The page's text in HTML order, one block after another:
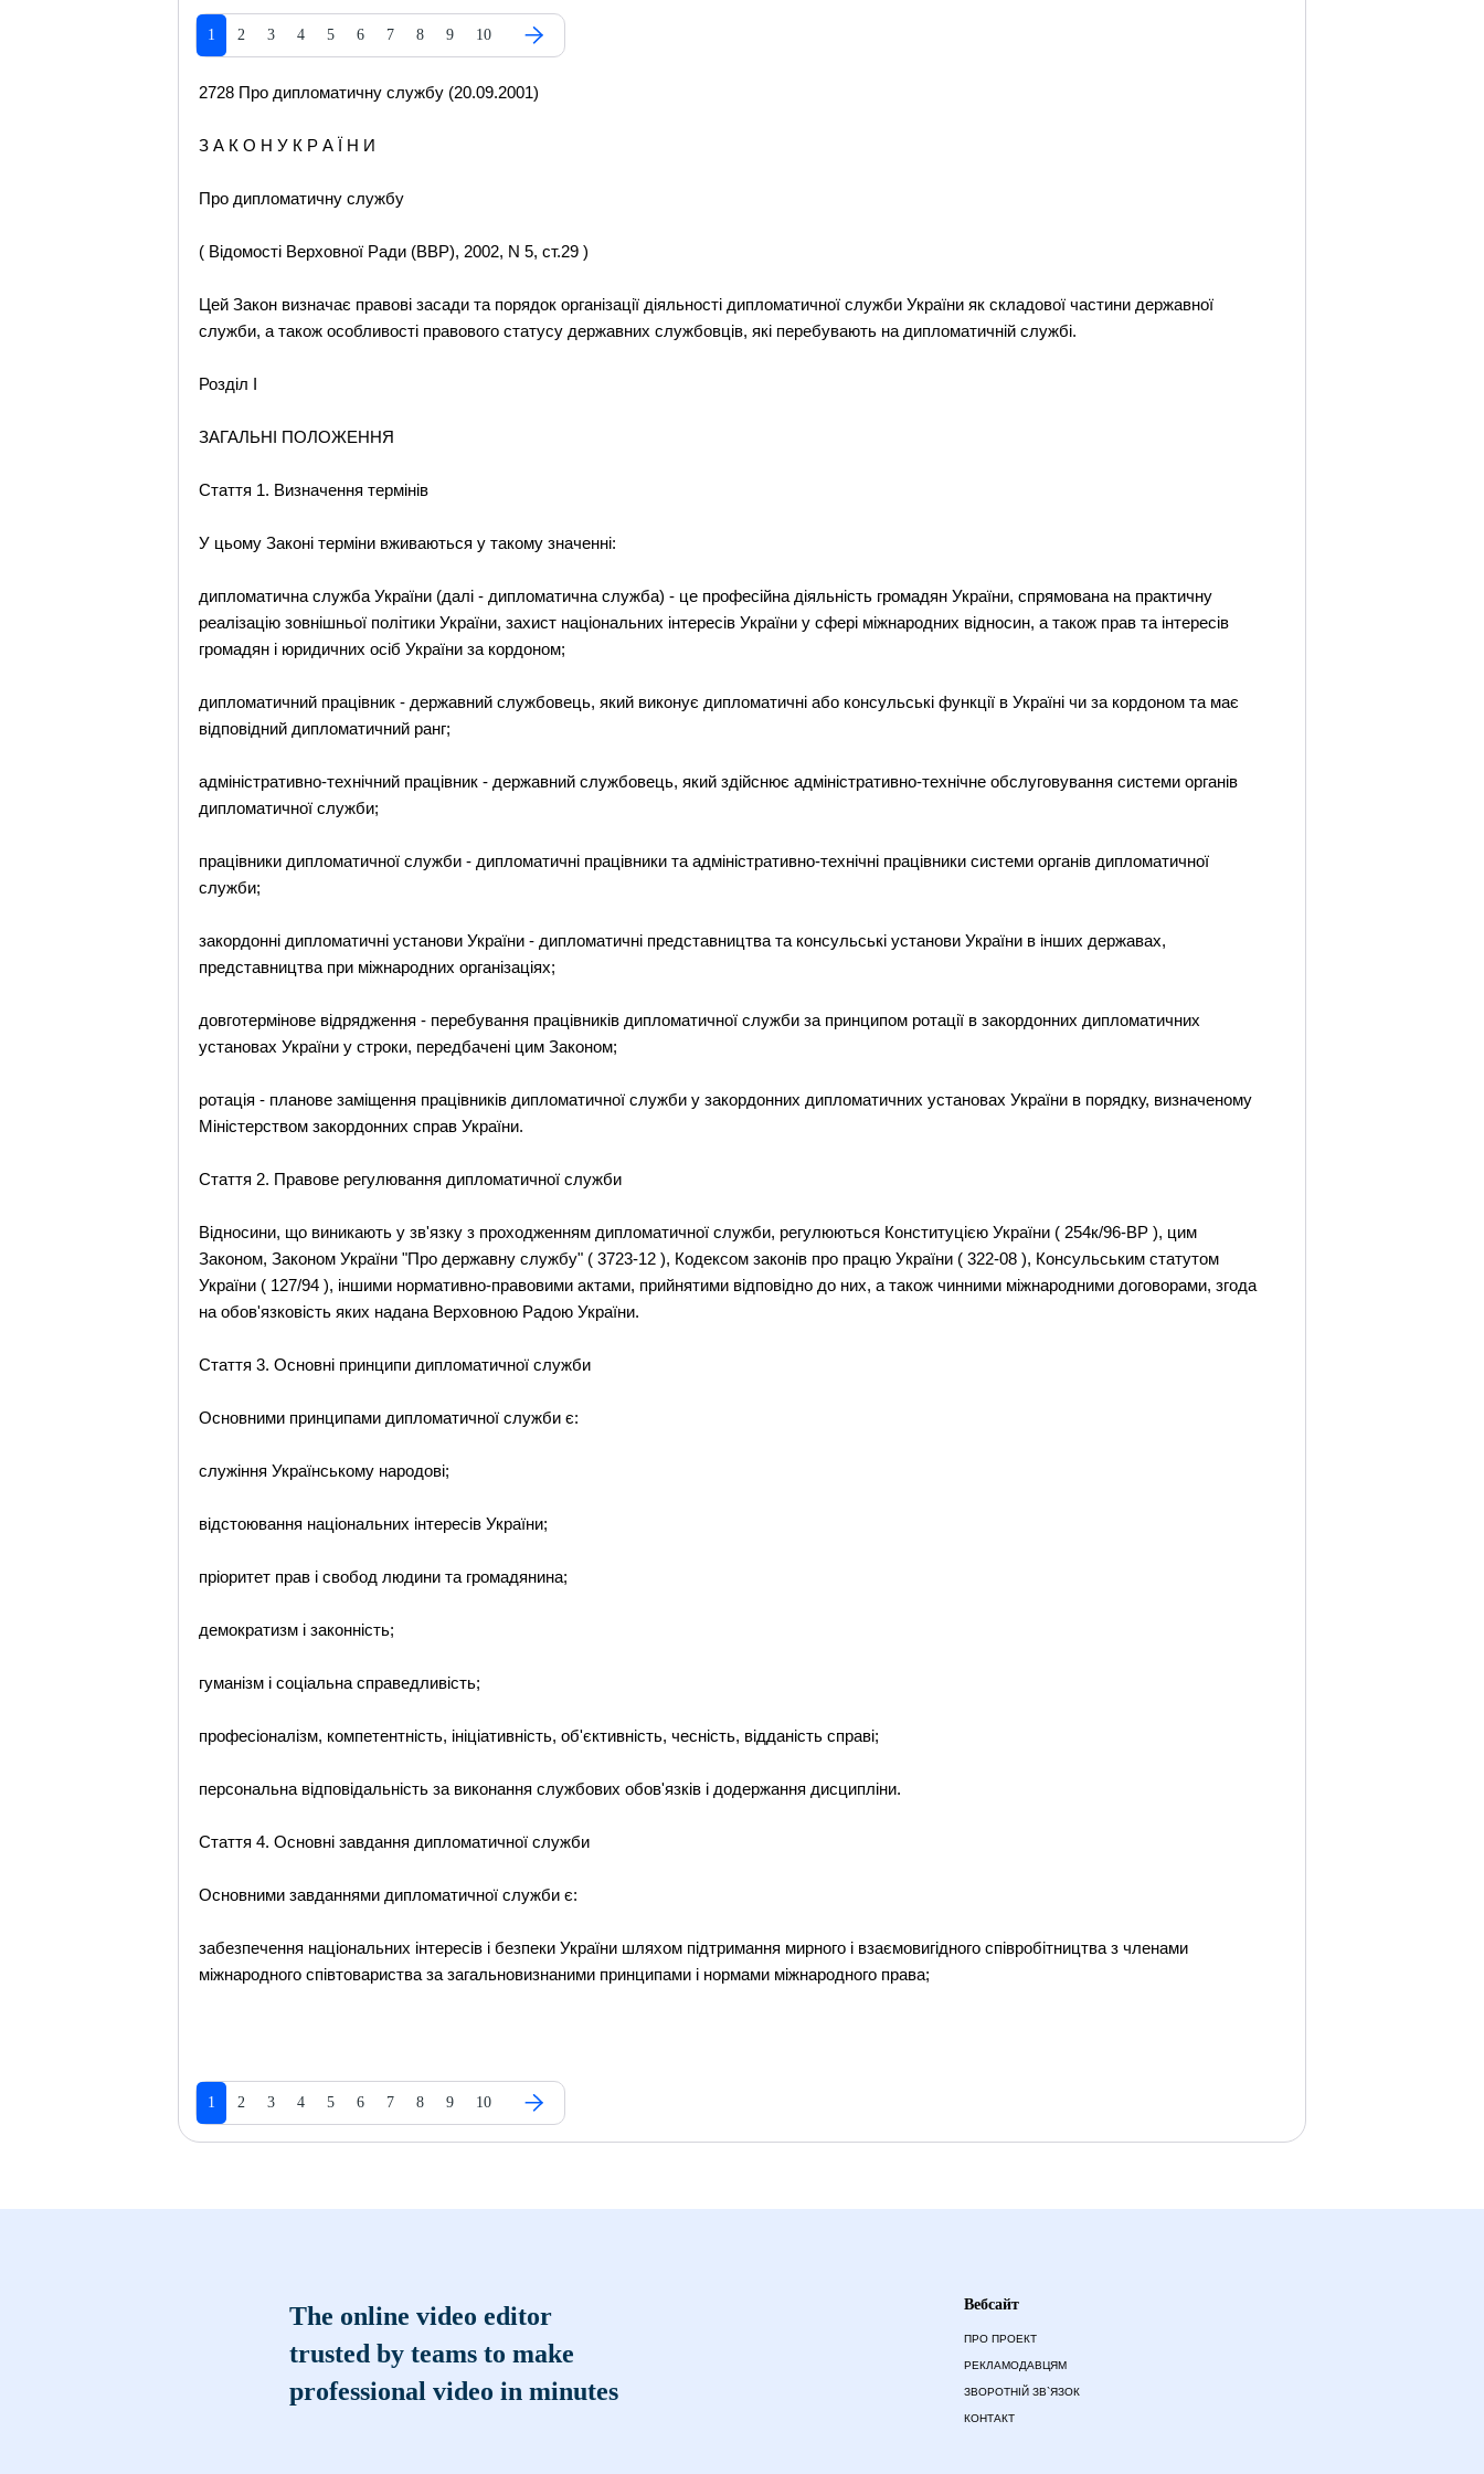
1 2 3 4 5 6 7 8 9 10
2728 Про дипломатичну службу (20.09.2001)
З А К О Н У К Р А Ї Н И
Про дипломатичну службу
( Відомості Верховної Ради (ВВР), 2002, N 5, ст.29 )
Цей Закон визначає правові засади та порядок організації діяльності дипломатичної служби України як складової частини державної
служби, а також особливості правового статусу державних службовців, які перебувають на дипломатичній службі.
Розділ I
ЗАГАЛЬНІ ПОЛОЖЕННЯ
Стаття 1. Визначення термінів
У цьому Законі терміни вживаються у такому значенні:
дипломатична служба України (далі - дипломатична служба) - це професійна діяльність громадян України, спрямована на практичну
реалізацію зовнішньої політики України, захист національних інтересів України у сфері міжнародних відносин, а також прав та інтересів
громадян і юридичних осіб України за кордоном;
дипломатичний працівник - державний службовець, який виконує дипломатичні або консульські функції в Україні чи за кордоном та має
відповідний дипломатичний ранг;
адміністративно-технічний працівник - державний службовець, який здійснює адміністративно-технічне обслуговування системи органів
дипломатичної служби;
працівники дипломатичної служби - дипломатичні працівники та адміністративно-технічні працівники системи органів дипломатичної
служби;
закордонні дипломатичні установи України - дипломатичні представництва та консульські установи України в інших державах,
представництва при міжнародних організаціях;
довготермінове відрядження - перебування працівників дипломатичної служби за принципом ротації в закордонних дипломатичних
установах України у строки, передбачені цим Законом;
ротація - планове заміщення працівників дипломатичної служби у закордонних дипломатичних установах України в порядку, визначеному
Міністерством закордонних справ України.
Стаття 2. Правове регулювання дипломатичної служби
Відносини, що виникають у зв'язку з проходженням дипломатичної служби, регулюються Конституцією України ( 254к/96-ВР ), цим
Законом, Законом України "Про державну службу" ( 3723-12 ), Кодексом законів про працю України ( 322-08 ), Консульським статутом
України ( 127/94 ), іншими нормативно-правовими актами, прийнятими відповідно до них, а також чинними міжнародними договорами, згода
на обов'язковість яких надана Верховною Радою України.
Стаття 3. Основні принципи дипломатичної служби
Основними принципами дипломатичної служби є:
служіння Українському народові;
відстоювання національних інтересів України;
пріоритет прав і свобод людини та громадянина;
демократизм і законність;
гуманізм і соціальна справедливість;
професіоналізм, компетентність, ініціативність, об'єктивність, чесність, відданість справі;
персональна відповідальність за виконання службових обов'язків і додержання дисципліни.
Стаття 4. Основні завдання дипломатичної служби
Основними завданнями дипломатичної служби є:
забезпечення національних інтересів і безпеки України шляхом підтримання мирного і взаємовигідного співробітництва з членами
міжнародного співтовариства за загальновизнаними принципами і нормами міжнародного права;
1 2 3 4 5 6 7 8 9 10
The online video editor
trusted by teams to make
professional video in minutes
Вебсайт
ПРО ПРОЕКТ
РЕКЛАМОДАВЦЯМ
ЗВОРОТНІЙ ЗВ`ЯЗОК
КОНТАКТ